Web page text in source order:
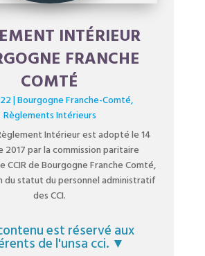
INTÉRIEUR
FRANCHE
COMTÉ
|Bourgogne Franche-Comté,
Règlements Intérieurs
Intérieur est adopté le 14
2017 par la commission paritaire
CCIR de Bourgogne Franche Comté,
du statut du personnel administratif
des CCI.
est réservé aux
de l'unsa cci. ▼